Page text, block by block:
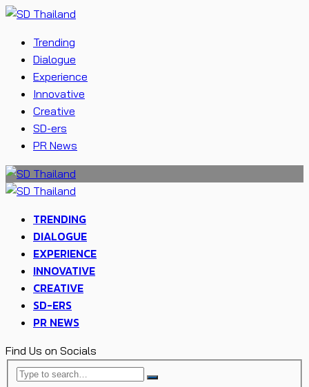
Trending
Dialogue
Experience
Innovative
Creative
SD-ers
PR News
TRENDING
DIALOGUE
EXPERIENCE
INNOVATIVE
CREATIVE
SD-ERS
PR NEWS
Find Us on Socials